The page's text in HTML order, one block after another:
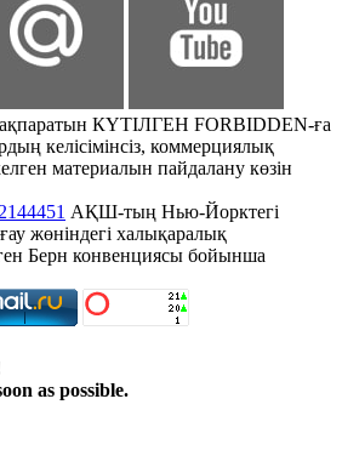
КҮТІЛГЕН FORBIDDEN-ға
келісімінсіз, коммерциялық
материалын пайдалану көзін
АҚШ-тың Нью-Йорктегі
жөніндегі халықаралық
Берн конвенциясы бойынша
as possible.